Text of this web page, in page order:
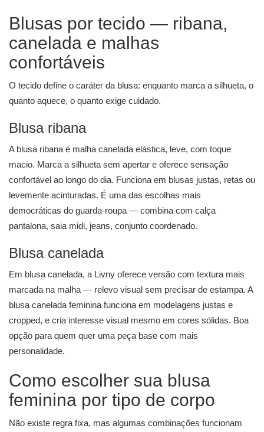
Blusas por tecido — ribana,
canelada e malhas
confortáveis
O tecido define o caráter da blusa: enquanto marca a silhueta, o
quanto aquece, o quanto exige cuidado.
Blusa ribana
A blusa ribana é malha canelada elástica, leve, com toque
macio. Marca a silhueta sem apertar e oferece sensação
confortável ao longo do dia. Funciona em blusas justas, retas ou
levemente acinturadas. É uma das escolhas mais
democráticas do guarda-roupa — combina com calça
pantalona, saia midi, jeans, conjunto coordenado.
Blusa canelada
Em blusa canelada, a Livny oferece versão com textura mais
marcada na malha — relevo visual sem precisar de estampa. A
blusa canelada feminina funciona em modelagens justas e
cropped, e cria interesse visual mesmo em cores sólidas. Boa
opção para quem quer uma peça base com mais
personalidade.
Como escolher sua blusa
feminina por tipo de corpo
Não existe regra fixa, mas algumas combinações funcionam